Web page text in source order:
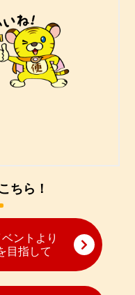
ちら！
ントより
目指して